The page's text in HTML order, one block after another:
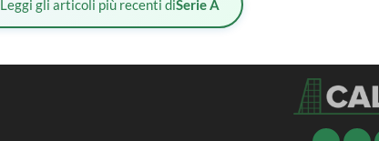
Leggi gli articoli più recenti diSerie A